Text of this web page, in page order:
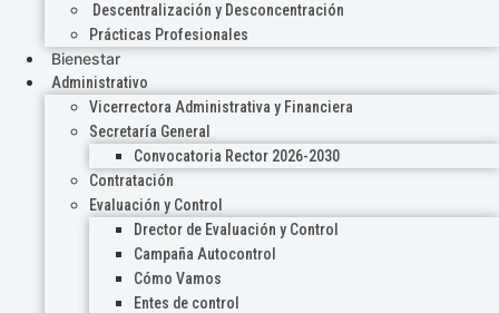
Descentralización y Desconcentración
Prácticas Profesionales
Bienestar
Administrativo
Vicerrectora Administrativa y Financiera
Secretaría General
Convocatoria Rector 2026-2030
Contratación
Evaluación y Control
Drector de Evaluación y Control
Campaña Autocontrol
Cómo Vamos
Entes de control